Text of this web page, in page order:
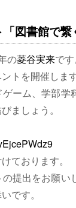
「図書館で
の菱谷実来で
トを開催しま
ーム、学部学
ましょう。
ております。
提出をお願い
です。